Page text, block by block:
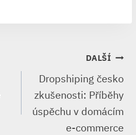
DALŠÍ
Dropshiping česko
zkušenosti: Příběhy
úspěchu v domácím
e-commerce